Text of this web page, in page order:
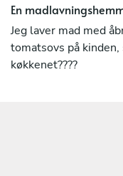
En
Jeg laver mad med
tomatsovs på
køkkenet????